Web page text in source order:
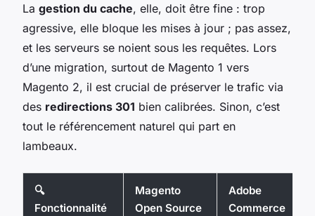
La gestion du cache, elle, doit être fine : trop
agressive, elle bloque les mises à jour ; pas assez,
et les serveurs se noient sous les requêtes. Lors
d’une migration, surtout de Magento 1 vers
Magento 2, il est crucial de préserver le trafic via
des redirections 301 bien calibrées. Sinon, c’est
tout le référencement naturel qui part en
lambeaux.
🔍
Fonctionnalité
Magento
Open Source
Adobe
Commerce